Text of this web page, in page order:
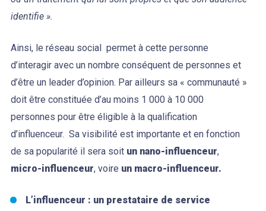
identifie ».
Ainsi, le réseau social permet à cette personne
d’interagir avec un nombre conséquent de personnes et
d’être un leader d’opinion. Par ailleurs sa « communauté »
doit être constituée d’au moins 1 000 à 10 000
personnes pour être éligible à la qualification
d’influenceur. Sa visibilité est importante et en fonction
de sa popularité il sera soit un nano-influenceur,
micro-influenceur, voire un macro-influenceur.
L’influenceur : un prestataire de service